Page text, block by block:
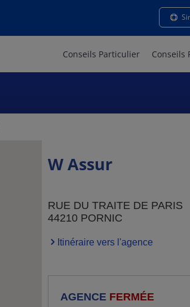
Conseils Particulier Conseils
W Assur
RUE DU TRAITE DE PARIS
44210 PORNIC
Itinéraire vers l'agence
AGENCE FERMÉE